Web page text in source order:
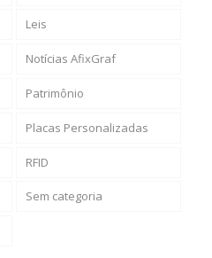
Leis
Notícias AfixGraf
Patrimônio
Placas Personalizadas
RFID
Sem categoria